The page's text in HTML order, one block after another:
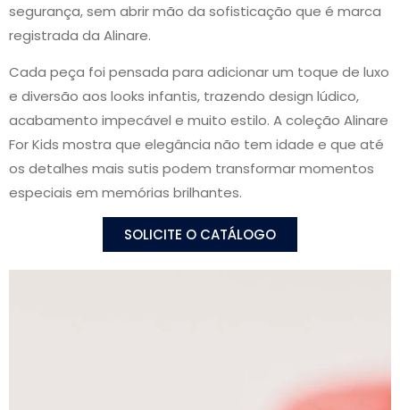
segurança, sem abrir mão da sofisticação que é marca
registrada da Alinare.
Cada peça foi pensada para adicionar um toque de luxo
e diversão aos looks infantis, trazendo design lúdico,
acabamento impecável e muito estilo. A coleção Alinare
For Kids mostra que elegância não tem idade e que até
os detalhes mais sutis podem transformar momentos
especiais em memórias brilhantes.
SOLICITE O CATÁLOGO